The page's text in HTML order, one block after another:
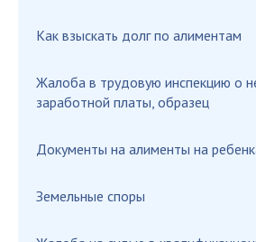
Как взыскать долг по алиментам
Жалоба в трудовую инспекцию о
заработной платы, образец
Документы на алименты на
Земельные споры